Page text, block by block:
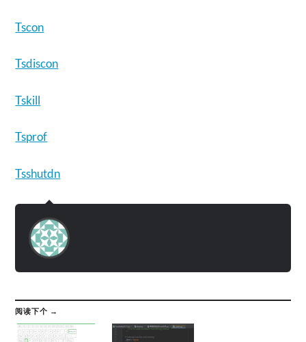
Tscon
Tsdiscon
Tskill
Tsprof
Tsshutdn
阅读下个 →